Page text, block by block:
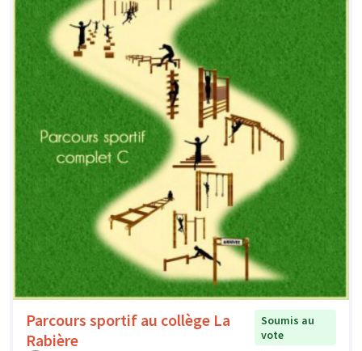
Parcours sportif au collège La
Rabière
Soumis au
vote